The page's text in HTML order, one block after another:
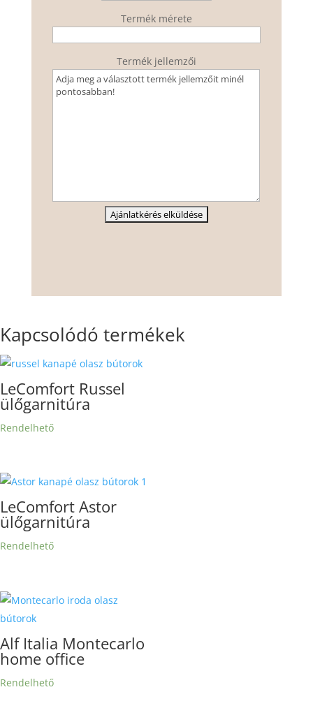
Termék mérete
Termék jellemzői
Kapcsolódó termékek
LeComfort Russel
ülőgarnitúra
Rendelhető
LeComfort Astor
ülőgarnitúra
Rendelhető
Alf Italia Montecarlo
home office
Rendelhető